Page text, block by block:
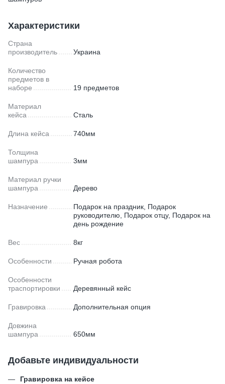
Характеристики
Страна
производитель
Украина
Количество
предметов в
наборе
19 предметов
Материал
кейса
Сталь
Длина кейса 740мм
Толщина
шампура
3мм
Материал ручки
шампура
Дерево
Назначение
Подарок на праздник, Подарок
руководителю, Подарок отцу, Подарок на
день рождение
Вес 8кг
Особенности Ручная робота
Особенности
траспортировки
Деревянный кейс
Гравировка Дополнительная опция
Довжина
шампура
650мм
Добавьте индивидуальности
Гравировка на кейсе